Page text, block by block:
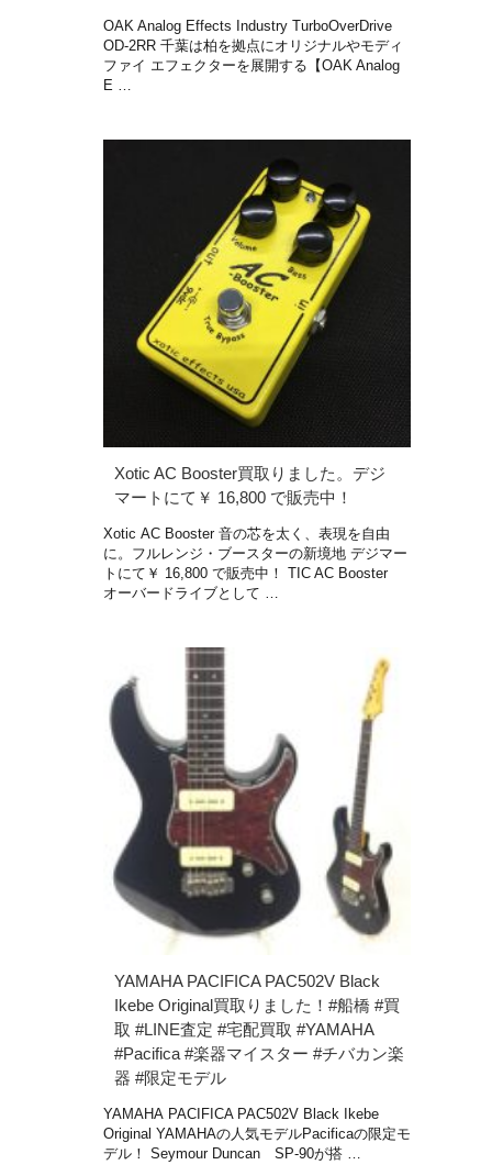
OAK Analog Effects Industry TurboOverDrive
OD-2RR 千葉は柏を拠点にオリジナルやモディ
ファイ エフェクターを展開する【OAK Analog
E …
Xotic AC Booster買取りました。デジ
マートにて￥ 16,800 で販売中！
Xotic AC Booster 音の芯を太く、表現を自由
に。フルレンジ・ブースターの新境地 デジマー
トにて￥ 16,800 で販売中！ TIC AC Booster
オーバードライブとして …
YAMAHA PACIFICA PAC502V Black
Ikebe Original買取りました！#船橋 #買
取 #LINE査定 #宅配買取 #YAMAHA
#Pacifica #楽器マイスター #チバカン楽
器 #限定モデル
YAMAHA PACIFICA PAC502V Black Ikebe
Original YAMAHAの人気モデルPacificaの限定モ
デル！ Seymour Duncan SP-90が搭 …